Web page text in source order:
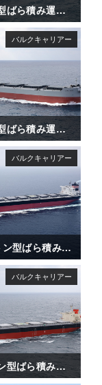
10万トン型ばら積み運搬船「KAGAWA MARU」竣工
10万トン型ばら積み運搬船「CAPE ACE」竣工
20万8千トン型ばら積み運搬船「METIS HORIZON」竣工
8万5千トン型ばら積み運搬船「ISHIZUCHI Ⅱ」